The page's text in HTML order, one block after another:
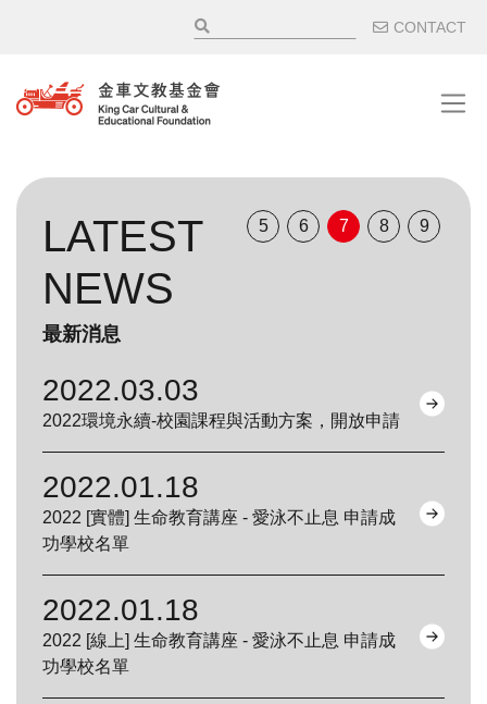
輔助選
CONTACT
LATEST
NEWS
最新消息
2022.03.03
2022環境永續-校園課程與活動方案，開放申請
2022.01.18
2022 [實體] 生命教育講座 - 愛泳不止息 申請成
功學校名單
2022.01.18
2022 [線上] 生命教育講座 - 愛泳不止息 申請成
功學校名單
5 6 7 8 9